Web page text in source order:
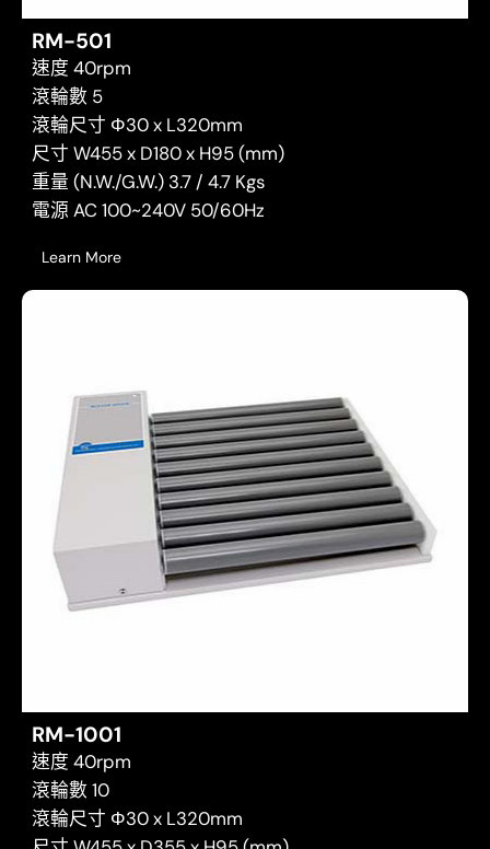
RM-501
速度 40rpm
滾輪數 5
滾輪尺寸 Φ30 x L320mm
尺寸 W455 x D180 x H95 (mm)
重量 (N.W./G.W.) 3.7 / 4.7 Kgs
電源 AC 100~240V 50/60Hz
Learn More
RM-1001
速度 40rpm
滾輪數 10
滾輪尺寸 Φ30 x L320mm